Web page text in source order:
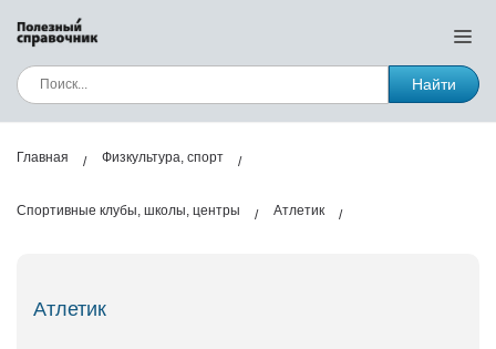
Найти
Главная Физкультура, спорт
Спортивные клубы, школы, центры Атлетик
Атлетик